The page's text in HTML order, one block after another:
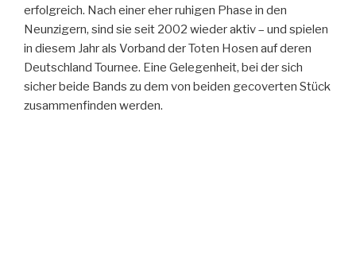
erfolgreich. Nach einer eher ruhigen Phase in den
Neunzigern, sind sie seit 2002 wieder aktiv – und spielen
in diesem Jahr als Vorband der Toten Hosen auf deren
Deutschland Tournee. Eine Gelegenheit, bei der sich
sicher beide Bands zu dem von beiden gecoverten Stück
zusammenfinden werden.